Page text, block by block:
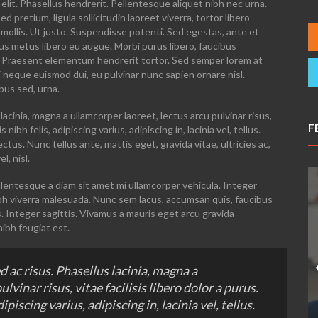
Phasellus hendrerit. Pellentesque aliquet nibh nec urna.
pretium, ligula sollicitudin laoreet viverra, tortor libero
Ut justo. Suspendisse potenti. Sed egestas, ante et
metus libero eu augue. Morbi purus libero, faucibus
elementum hendrerit tortor. Sed semper lorem at
euismod dui, eu pulvinar nunc sapien ornare nisl.
sed, urna.
magna a ullamcorper laoreet, lectus arcu pulvinar risus,
nibh felis, adipiscing varius, adipiscing in, lacinia vel, tellus.
Nunc tellus ante, mattis eget, gravida vitae, ultricies ac,
nisl.
a diam sit amet mi ullamcorper vehicula. Integer
viverra malesuada. Nunc sem lacus, accumsan quis, faucibus
sagittis. Vivamus a mauris eget arcu gravida
feugiat est.
risus. Phasellus lacinia, magna a
risus, vitae facilisis libero dolor a purus.
varius, adipiscing in, lacinia vel, tellus.